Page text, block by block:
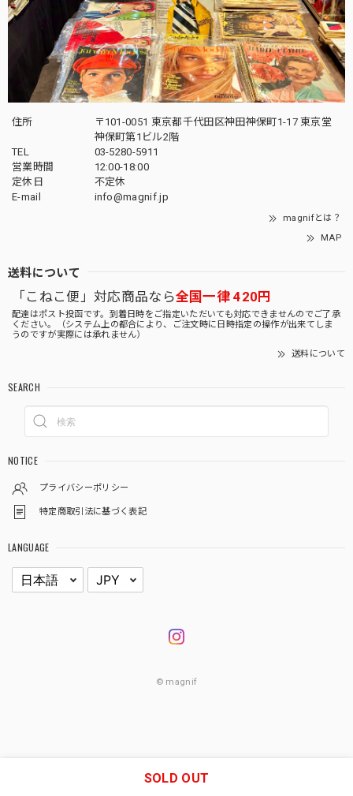
住所
〒101-0051 東京都千代田区神田神保町1-17 東京堂
神保町第1ビル2階
TEL
03-5280-5911
営業時間
12:00-18:00
定休日
不定休
E-mail
info@magnif.jp
magnifとは？
MAP
送料について
「こねこ便」対応商品なら全国一律 420円
配達はポスト投函です。到着日時をご指定いただいても対応できませんのでご了承
ください。（システム上の都合により、ご注文時に日時指定の操作が出来てしま
うのですが実際には承れません）
送料について
SEARCH
NOTICE
プライバシーポリシー
特定商取引法に基づく表記
LANGUAGE
© magnif
SOLD OUT